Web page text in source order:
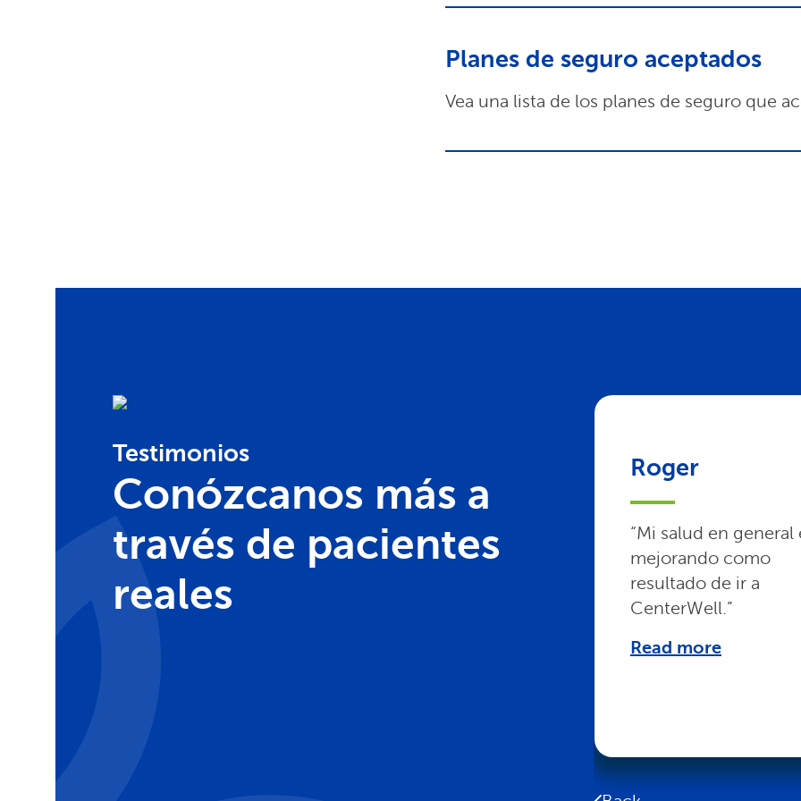
Planes de seguro aceptados
Vea una lista de los planes de seguro que
Testimonios
Conózcanos más a
través de pacientes
reales
Roger
“Mi salud en general
mejorando como
resultado de ir a
CenterWell.”
Read more